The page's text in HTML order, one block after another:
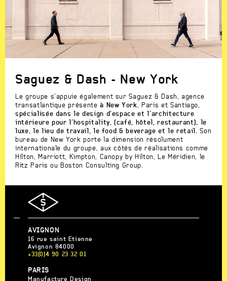
Saguez & Dash - New York
Le groupe s’appuie également sur Saguez & Dash, agence
transatlantique présenteà New York, Paris et Santiago,
spécialisée dans le design d’espace et l’architecture
intérieure pour l’hospitality, (café, hôtel, restaurant), le
luxe, le lieu de travail, le food & beverage et le retail. Son
bureau de New York porte la dimension résolument
internationale du groupe, aux côtés de réalisations comme
Hilton, Marriott, Kimpton, Canopy by Hilton, Le Méridien, le
Ritz Paris ou Boston Consulting Group.
AGENCE
S
AVIGNON
16 rue saint Etienne
Avignon 84000
+33(0)4 90 23 32 01
AGENCE
S
PARIS
Manufacture Design